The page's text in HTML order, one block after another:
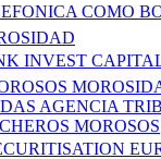
COMO
INVEST
AGENCIA
MOROSOS